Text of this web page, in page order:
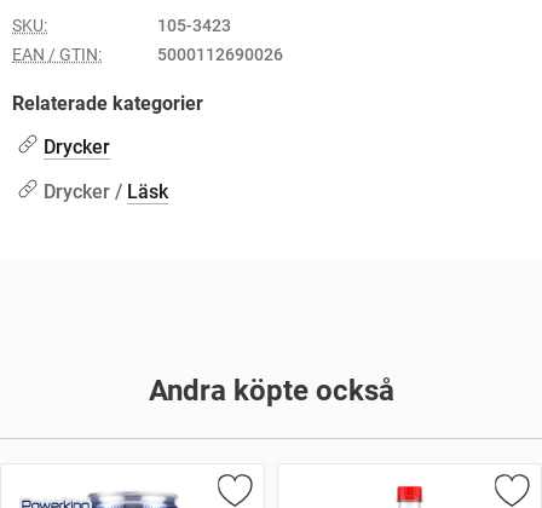
SKU:
105-3423
EAN / GTIN:
5000112690026
Relaterade kategorier
Drycker
Drycker / Läsk
Andra köpte också